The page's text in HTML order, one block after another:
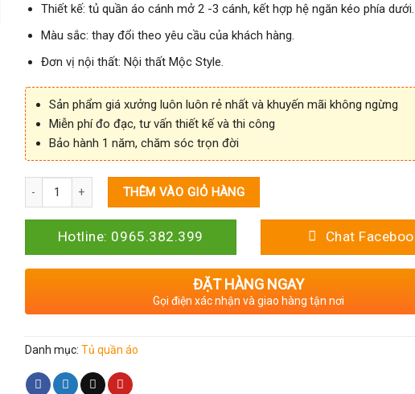
Thiết kế: tủ quần áo cánh mở 2 -3 cánh, kết hợp hệ ngăn kéo phía dưới.
Màu sắc: thay đổi theo yêu cầu của khách hàng.
Đơn vị nội thất: Nội thất Mộc Style.
Sản phẩm giá xưởng luôn luôn rẻ nhất và khuyến mãi không ngừng
Miễn phí đo đạc, tư vấn thiết kế và thi công
Bảo hành 1 năm, chăm sóc trọn đời
Số lượng
THÊM VÀO GIỎ HÀNG
Hotline: 0965.382.399 Chat
ĐẶT HÀNG NGAY
Gọi điện xác nhận và giao hàng tận nơi
Danh mục: Tủ quần áo